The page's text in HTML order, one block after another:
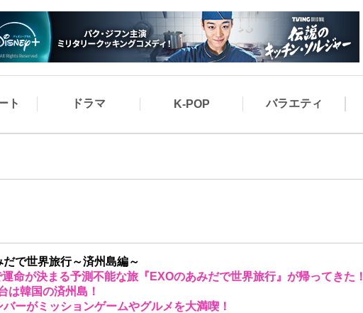
ト ドラマ K-POP バラエティ
だで世界旅行～済州島編～
運命が決まる予測不能な旅『EXOのあみだで世界旅行』が帰ってきた！
は韓国の済州島！
バーがミッションゲームやグルメを大満喫！